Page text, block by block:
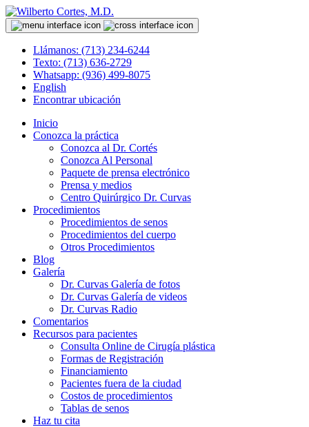
Llámanos: (713) 234-6244
Texto: (713) 636-2729
Whatsapp: (936) 499-8075
English
Encontrar ubicación
Inicio
Conozca la práctica
Conozca al Dr. Cortés
Conozca Al Personal
Paquete de prensa electrónico
Prensa y medios
Centro Quirúrgico Dr. Curvas
Procedimientos
Procedimientos de senos
Procedimientos del cuerpo
Otros Procedimientos
Blog
Galería
Dr. Curvas Galería de fotos
Dr. Curvas Galería de videos
Dr. Curvas Radio
Comentarios
Recursos para pacientes
Consulta Online de Cirugía plástica
Formas de Registración
Financiamiento
Pacientes fuera de la ciudad
Costos de procedimientos
Tablas de senos
Haz tu cita